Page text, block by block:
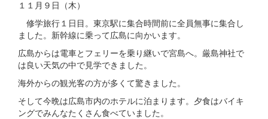
１１月９日（木）
修学旅行１日目。東京駅に集合時間前に全員無事に集合し
ました。新幹線に乗って広島に向かいます。
広島からは電車とフェリーを乗り継いで宮島へ。厳島神社で
は良い天気の中で見学できました。
海外からの観光客の方が多くて驚きました。
そして今晩は広島市内のホテルに泊まります。夕食はバイキ
ングでみんなたくさん食べていました。